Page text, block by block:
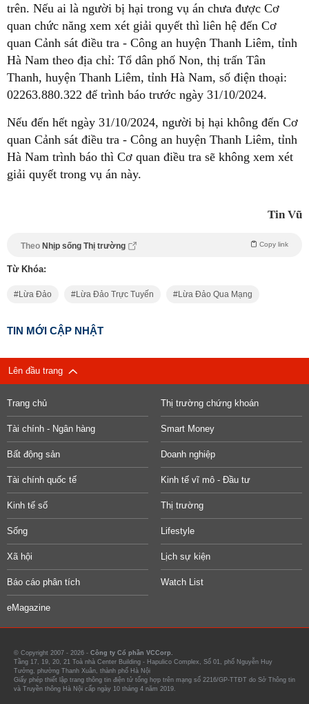
trên. Nếu ai là người bị hại trong vụ án chưa được Cơ
quan chức năng xem xét giải quyết thì liên hệ đến Cơ
quan Cảnh sát điều tra - Công an huyện Thanh Liêm, tỉnh
Hà Nam theo địa chỉ: Tổ dân phố Non, thị trấn Tân
Thanh, huyện Thanh Liêm, tỉnh Hà Nam, số điện thoại:
02263.880.322 để trình báo trước ngày 31/10/2024.
Nếu đến hết ngày 31/10/2024, người bị hại không đến Cơ
quan Cảnh sát điều tra - Công an huyện Thanh Liêm, tỉnh
Hà Nam trình báo thì Cơ quan điều tra sẽ không xem xét
giải quyết trong vụ án này.
Tin Vũ
Theo Nhịp sống Thị trường Copy link
Từ Khóa:
Lừa Đảo Lừa Đảo Trực Tuyến Lừa Đảo Qua Mạng
TIN MỚI CẬP NHẬT
Lên đầu trang
Trang chủ Thị trường chứng khoán
Tài chính - Ngân hàng Smart Money
Bất động sản Doanh nghiệp
Tài chính quốc tế Kinh tế vĩ mô - Đầu tư
Kinh tế số Thị trường
Sống Lifestyle
Xã hội Lịch sự kiện
Báo cáo phân tích Watch List
eMagazine
© Copyright 2007 - 2026 - Công ty Cổ phần VCCorp.
Tầng 17, 19, 20, 21 Toà nhà Center Building - Hapulico Complex, Số 01, phố Nguyễn Huy
Tưởng, phường Thanh Xuân, thành phố Hà Nội
Giấy phép thiết lập trang thông tin điện tử tổng hợp trên mạng số 2216/GP-TTĐT do Sở Thông tin
và Truyền thông Hà Nội cấp ngày 10 tháng 4 năm 2019.